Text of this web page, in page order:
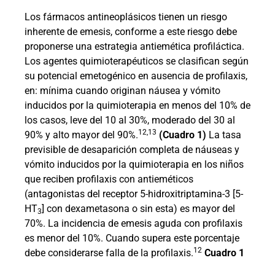
Los fármacos antineoplásicos tienen un riesgo
inherente de emesis, conforme a este riesgo debe
proponerse una estrategia antiemética profiláctica.
Los agentes quimioterapéuticos se clasifican según
su potencial emetogénico en ausencia de profilaxis,
en: mínima cuando originan náusea y vómito
inducidos por la quimioterapia en menos del 10% de
los casos, leve del 10 al 30%, moderado del 30 al
90% y alto mayor del 90%.12,13 (Cuadro 1) La tasa
previsible de desaparición completa de náuseas y
vómito inducidos por la quimioterapia en los niños
que reciben profilaxis con antieméticos
(antagonistas del receptor 5-hidroxitriptamina-3 [5-
HT3] con dexametasona o sin esta) es mayor del
70%. La incidencia de emesis aguda con profilaxis
es menor del 10%. Cuando supera este porcentaje
debe considerarse falla de la profilaxis.12 Cuadro 1